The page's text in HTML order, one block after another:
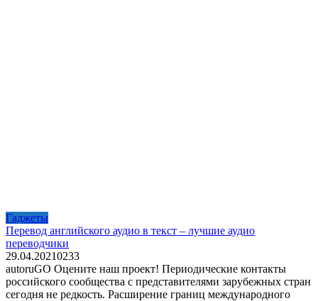
Гаджеты
Перевод английского аудио в текст – лучшие аудио
переводчики
29.04.20210233
autoruGO Оцените наш проект! Периодические контакты
российского сообщества с представителями зарубежных стран
сегодня не редкость. Расширение границ международного